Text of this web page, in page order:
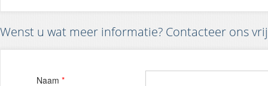
Wenst u wat meer informatie? Contacteer ons
Naam *